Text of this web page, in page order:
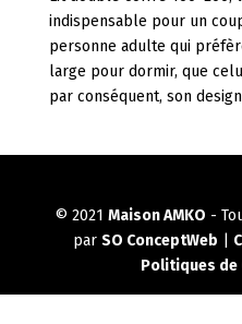
indispensable pour un
personne adulte qui
large pour dormir, que
par conséquent, son
© 2021 Maison AMKO -
par SO ConceptWeb
Politiques